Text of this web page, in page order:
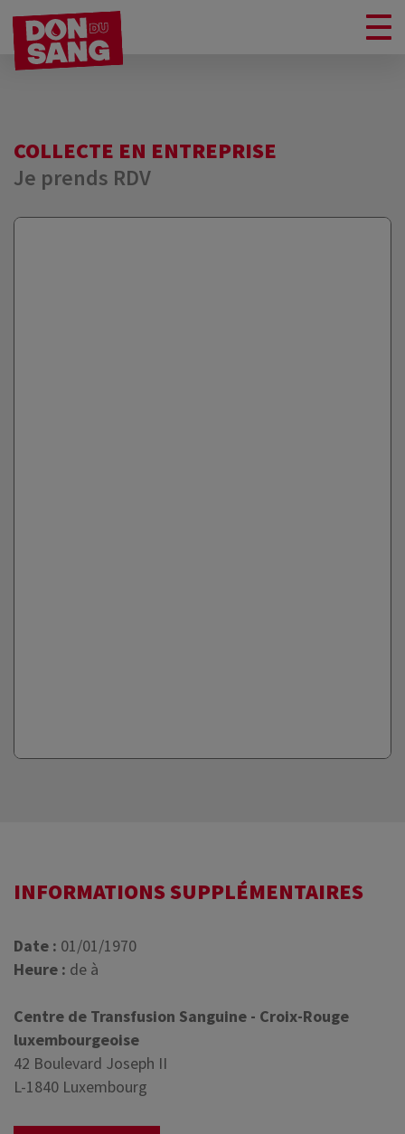
COLLECTE EN ENTREPRISE
Je prends RDV
INFORMATIONS SUPPLÉMENTAIRES
Date : 01/01/1970
Heure : de à
Centre de Transfusion Sanguine - Croix-Rouge
luxembourgeoise
42 Boulevard Joseph II
L-1840 Luxembourg